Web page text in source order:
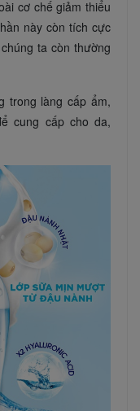
cơ chế giảm thiểu
này còn tích cực
ta còn thường
trong làng cấp ẩm,
cung cấp cho da,